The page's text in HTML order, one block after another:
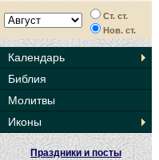
Ст. ст.
Нов. ст.
Календарь
Библия
Молитвы
Иконы
Праздники и посты